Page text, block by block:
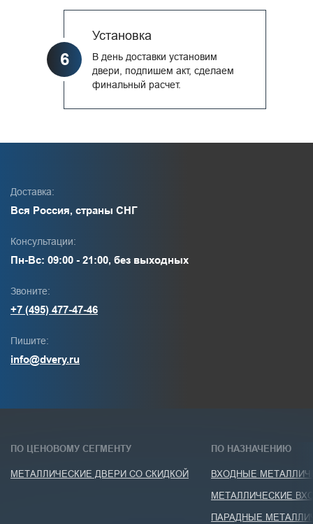
6
Установка
В день доставки установим
двери, подпишем акт, сделаем
финальный расчет.
Доставка:
Вся Россия, страны СНГ
Консультации:
Пн-Вс: 09:00 - 21:00, без выходных
Звоните:
+7 (495) 477-47-46
Пишите:
info@dvery.ru
ПО ЦЕНОВОМУ СЕГМЕНТУ
МЕТАЛЛИЧЕСКИЕ ДВЕРИ СО СКИДКОЙ
ПО НАЗНАЧЕНИЮ
ВХОДНЫЕ
МЕТАЛЛИЧЕСКИЕ
ПАРАДНЫЕ